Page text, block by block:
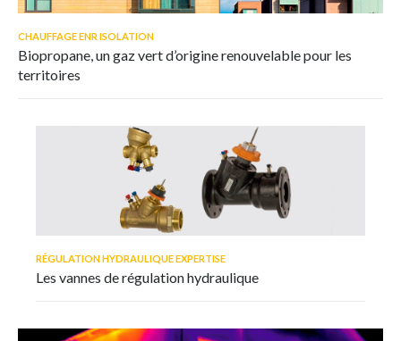
CHAUFFAGE ENR ISOLATION
Biopropane, un gaz vert d’origine renouvelable pour les
territoires
RÉGULATION HYDRAULIQUE EXPERTISE
Les vannes de régulation hydraulique